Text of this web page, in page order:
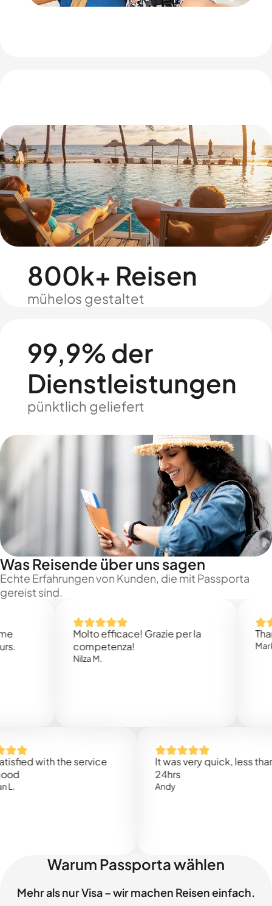
800k+ Reisen
mühelos gestaltet
99,9% der
Dienstleistungen
pünktlich geliefert
Was Reisende über uns sagen
Echte Erfahrungen von Kunden, die mit Passporta
gereist sind.
Molto efficace! Grazie per la
competenza!
Thank
with the service
It was very quick, less than
Warum Passporta wählen
Mehr als nur Visa – wir machen Reisen einfach.